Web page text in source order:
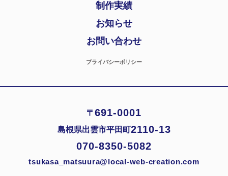
制作実績
お知らせ
お問い合わせ
プライバシーポリシー
〒 691-0001
島根県出雲市平田町2110-13
070-8350-5082
tsukasa_matsuura@local-web-creation.com